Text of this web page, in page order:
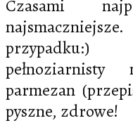
Czasami
przypadku:)
parmezan
pyszne, zdrowe!